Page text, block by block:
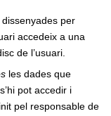
dissenyades per
accedeix a una
de l’usuari.
les dades que
pot accedir i
pel responsable de